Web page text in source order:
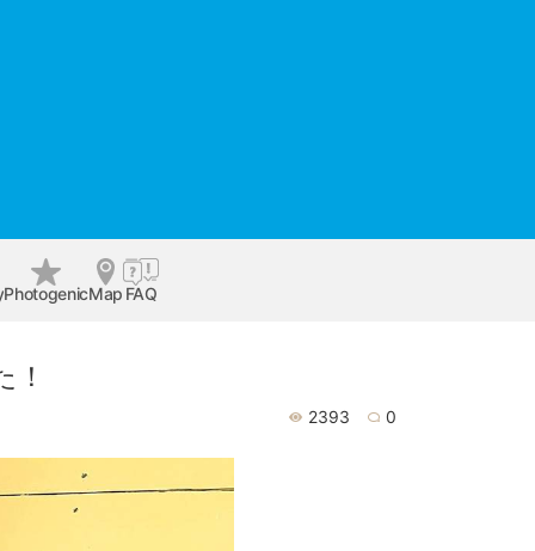
PhotogenicMap FAQ
2393 0